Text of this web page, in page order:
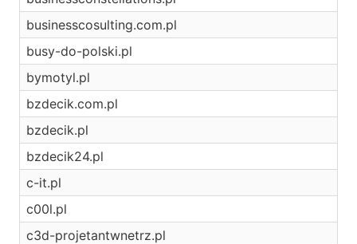
businesscosulting.com.pl
busy-do-polski.pl
bymotyl.pl
bzdecik.com.pl
bzdecik.pl
bzdecik24.pl
c-it.pl
c00l.pl
c3d-projetantwnetrz.pl